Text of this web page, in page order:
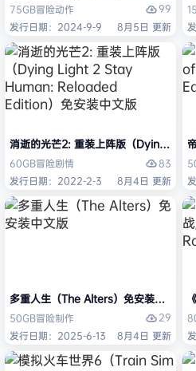
75GB冒险动作
99
发行日期：2024-9-9
8月5日 更新
消逝的光芒2: 重装上阵版（Dying
60GB冒险剧情
83
发行日期：2022-2-3
8月4日 更新
多重人生（The Alters）免安装中文版
50GB冒险制作
29
发行日期：2025-6-13
8月4日 更新